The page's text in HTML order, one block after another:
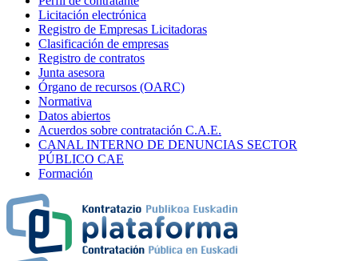
Licitación electrónica
Registro de Empresas Licitadoras
Clasificación de empresas
Registro de contratos
Junta asesora
Órgano de recursos (OARC)
Normativa
Datos abiertos
Acuerdos sobre contratación C.A.E.
CANAL INTERNO DE DENUNCIAS SECTOR
PÚBLICO CAE
Formación